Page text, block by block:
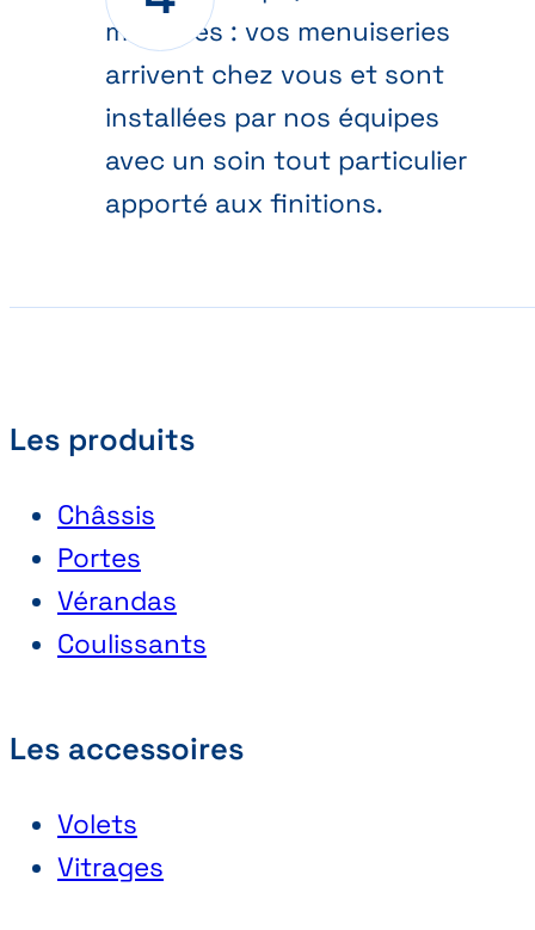
moindres : vos menuiseries
arrivent chez vous et sont
installées par nos équipes
avec un soin tout particulier
apporté aux finitions.
Les produits
Châssis
Portes
Vérandas
Coulissants
Les accessoires
Volets
Vitrages